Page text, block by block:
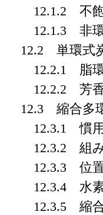
12.1.2 不飽
12.1.3 非環
12.2 単環式
12.2.1 脂環
12.2.2 芳香
12.3 縮合多
12.3.1 慣
12.3.2 組み
12.3.3 位置
12.3.4 水素
12.3.5 縮合